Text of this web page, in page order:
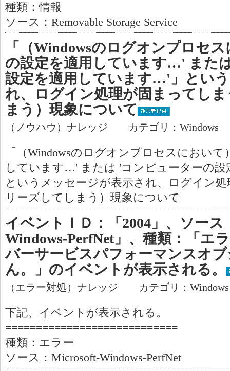
種類：情報
ソース：Removable Storage Service
「（Windowsのログオンプロセ
の設定を適用しています…' また
設定を適用しています…'」とい
れ、ログイン処理が固まってし
まう）現象について
（ノウハウ）ナレッジ カテゴリ：Windows
「（Windowsのログオンプロセスにおい
しています…' または 'コンピューターの
というメッセージが表示され、ログイン
リーズしてしまう）現象について
イベントＩＤ：「2004」、ソース
Windows-PerfNet」、種類：「エ
バーサービスパフォーマンスオ
ん。」のイベントが表示される。
（エラー対処）ナレッジ カテゴリ：
下記、イベントが表示される。
============================
種類：エラー
ソース：Microsoft-Windows-PerfNet